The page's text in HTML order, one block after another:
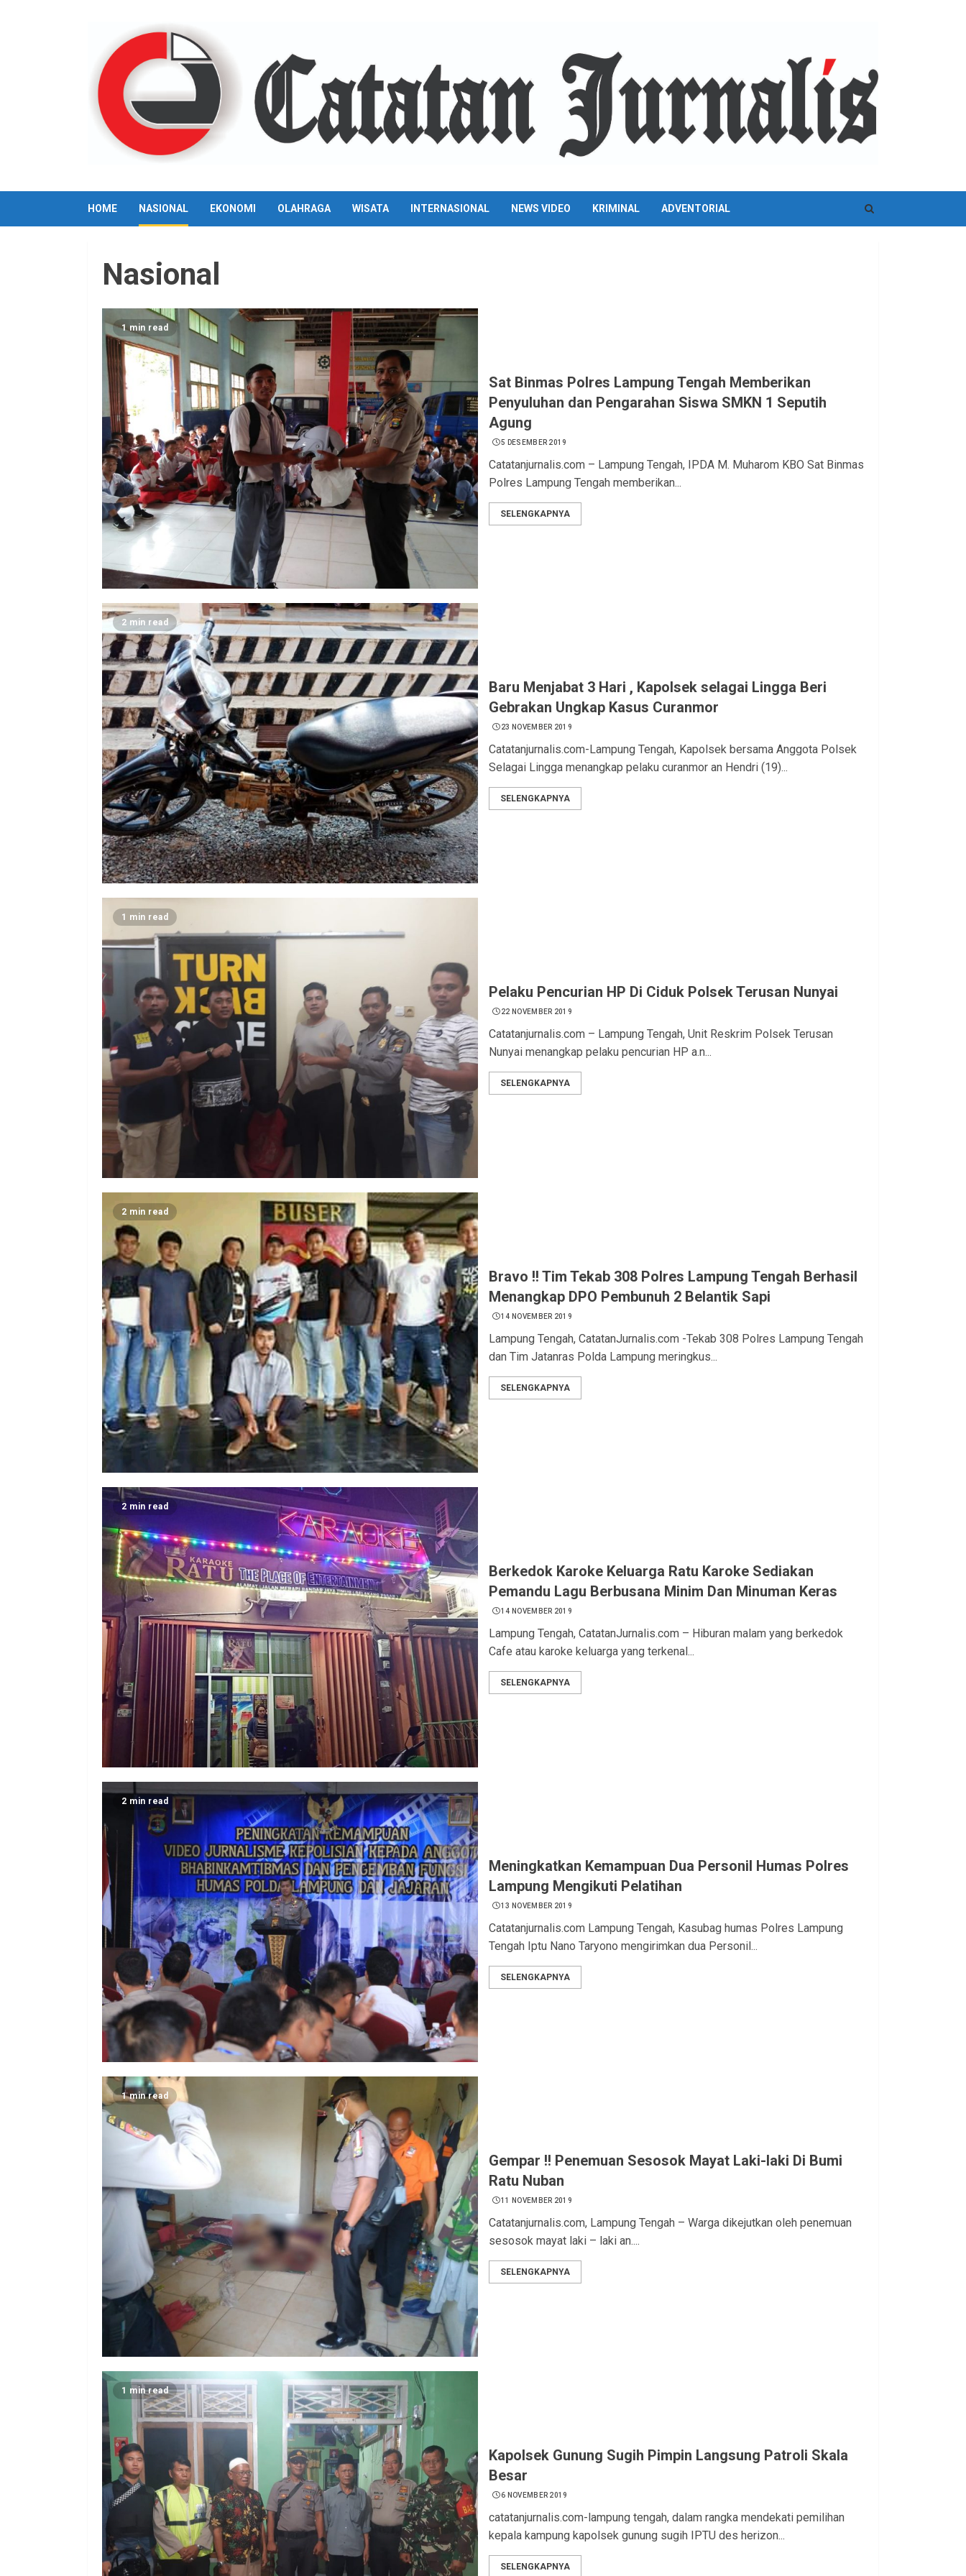
HOME NASIONAL EKONOMI OLAHRAGA WISATA INTERNASIONAL NEWS VIDEO KRIMINAL ADVENTORIAL
Nasional
1 min read
Sat Binmas Polres Lampung Tengah Memberikan
Penyuluhan dan Pengarahan Siswa SMKN 1 Seputih
Agung
5 DESEMBER 2019
Catatanjurnalis.com – Lampung Tengah, IPDA M. Muharom KBO Sat Binmas
Polres Lampung Tengah memberikan...
SELENGKAPNYA
2 min read
Baru Menjabat 3 Hari , Kapolsek selagai Lingga Beri
Gebrakan Ungkap Kasus Curanmor
23 NOVEMBER 2019
Catatanjurnalis.com-Lampung Tengah, Kapolsek bersama Anggota Polsek
Selagai Lingga menangkap pelaku curanmor an Hendri (19)...
SELENGKAPNYA
1 min read
Pelaku Pencurian HP Di Ciduk Polsek Terusan Nunyai
22 NOVEMBER 2019
Catatanjurnalis.com – Lampung Tengah, Unit Reskrim Polsek Terusan
Nunyai menangkap pelaku pencurian HP a.n...
SELENGKAPNYA
2 min read
Bravo !! Tim Tekab 308 Polres Lampung Tengah Berhasil
Menangkap DPO Pembunuh 2 Belantik Sapi
14 NOVEMBER 2019
Lampung Tengah, CatatanJurnalis.com -Tekab 308 Polres Lampung Tengah
dan Tim Jatanras Polda Lampung meringkus...
SELENGKAPNYA
2 min read
Berkedok Karoke Keluarga Ratu Karoke Sediakan
Pemandu Lagu Berbusana Minim Dan Minuman Keras
14 NOVEMBER 2019
Lampung Tengah, CatatanJurnalis.com – Hiburan malam yang berkedok
Cafe atau karoke keluarga yang terkenal...
SELENGKAPNYA
2 min read
Meningkatkan Kemampuan Dua Personil Humas Polres
Lampung Mengikuti Pelatihan
13 NOVEMBER 2019
Catatanjurnalis.com Lampung Tengah, Kasubag humas Polres Lampung
Tengah Iptu Nano Taryono mengirimkan dua Personil...
SELENGKAPNYA
1 min read
Gempar !! Penemuan Sesosok Mayat Laki-laki Di Bumi
Ratu Nuban
11 NOVEMBER 2019
Catatanjurnalis.com, Lampung Tengah – Warga dikejutkan oleh penemuan
sesosok mayat laki – laki an....
SELENGKAPNYA
1 min read
Kapolsek Gunung Sugih Pimpin Langsung Patroli Skala
Besar
6 NOVEMBER 2019
catatanjurnalis.com-lampung tengah, dalam rangka mendekati pemilihan
kepala kampung kapolsek gunung sugih IPTU des herizon...
SELENGKAPNYA